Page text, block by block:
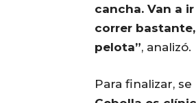
cancha. Van a
correr
pelota”, analizó.
Para finalizar,